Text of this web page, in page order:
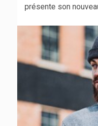
présente son